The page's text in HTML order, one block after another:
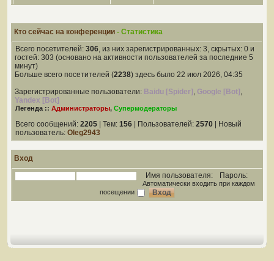
Кто сейчас на конференции - Статистика
Всего посетителей: 306, из них зарегистрированных: 3, скрытых: 0 и
гостей: 303 (основано на активности пользователей за последние 5
минут)
Больше всего посетителей (2238) здесь было 22 июл 2026, 04:35
Зарегистрированные пользователи: Baidu [Spider] , Google [Bot] ,
Yandex [Bot]
Легенда :: Администраторы, Супермодераторы
Всего сообщений: 2205 | Тем: 156 | Пользователей: 2570 | Новый
пользователь: Oleg2943
Вход
Имя пользователя:
Пароль:
Автоматически входить при каждом
посещении